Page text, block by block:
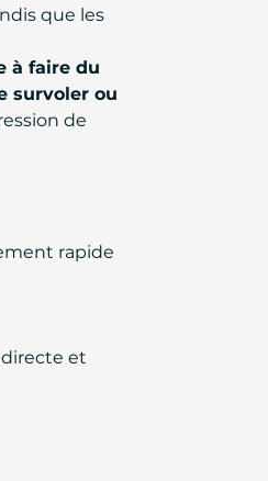
que les
à faire du
survoler ou
de
rapide
directe et